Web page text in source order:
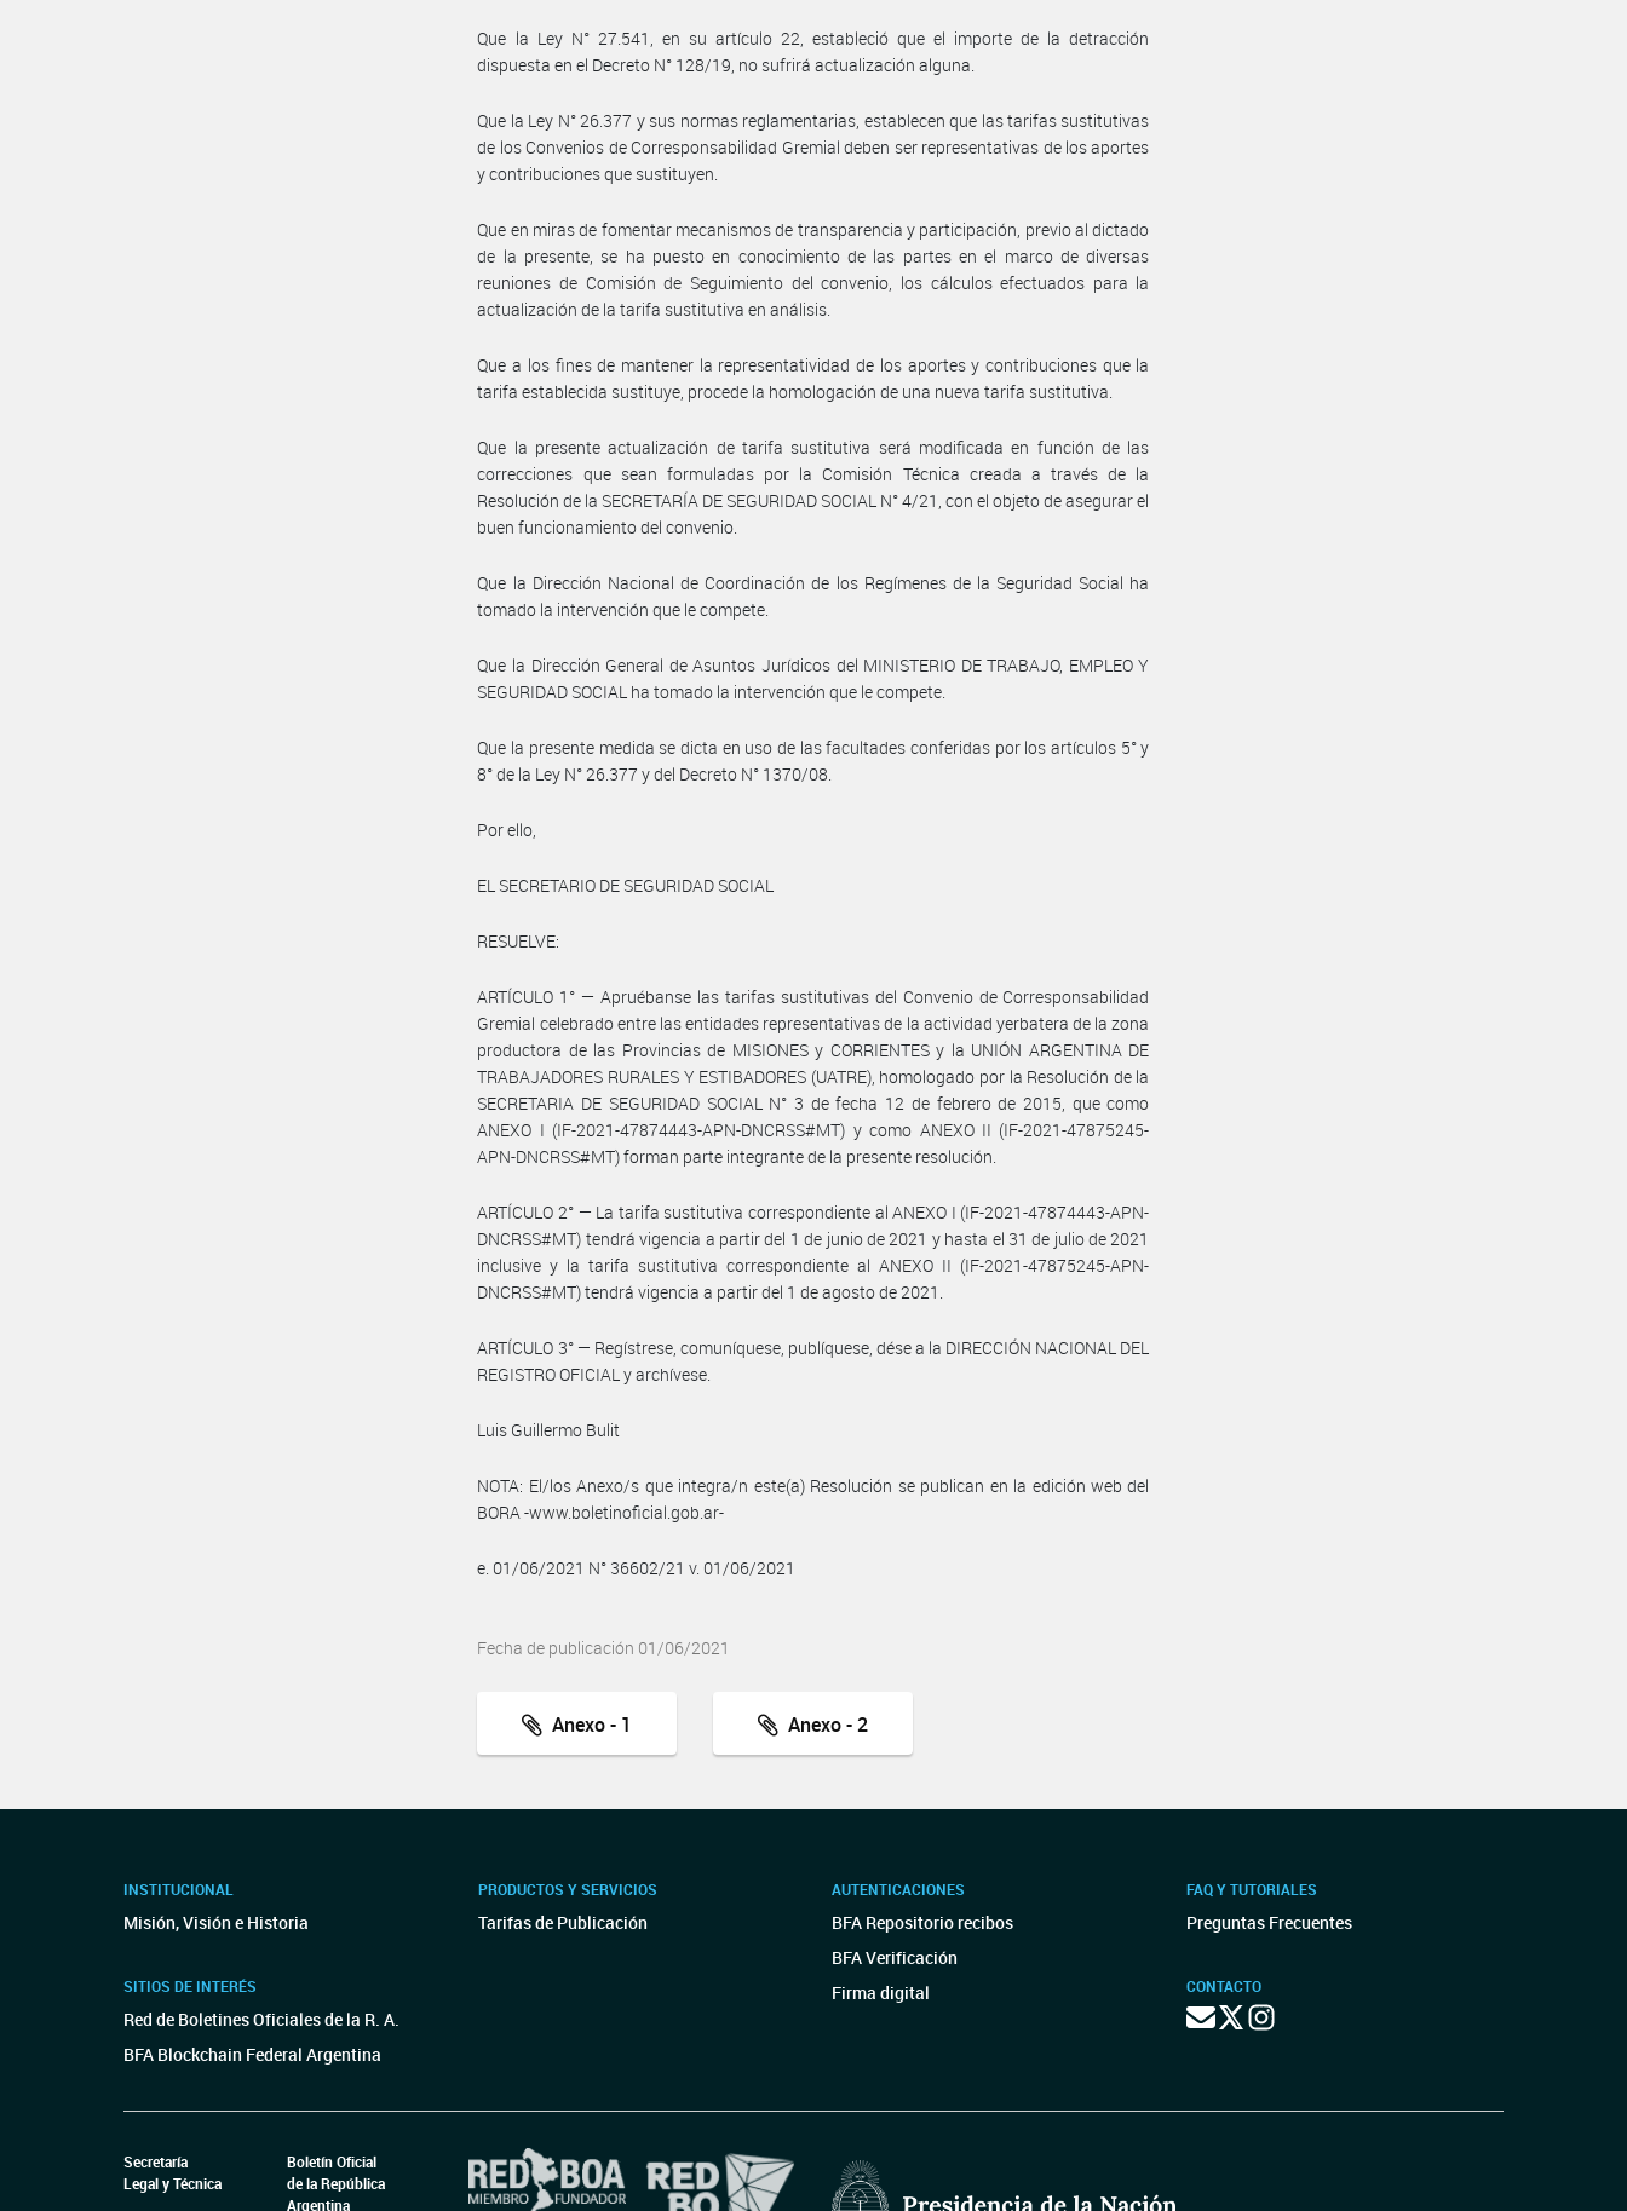
Que la Ley N° 27.541, en su artículo 22, estableció que el importe de la detracción
dispuesta en el Decreto N° 128/19, no sufrirá actualización alguna.
Que la Ley N° 26.377 y sus normas reglamentarias, establecen que las tarifas sustitutivas
de los Convenios de Corresponsabilidad Gremial deben ser representativas de los aportes
y contribuciones que sustituyen.
Que en miras de fomentar mecanismos de transparencia y participación, previo al dictado
de la presente, se ha puesto en conocimiento de las partes en el marco de diversas
reuniones de Comisión de Seguimiento del convenio, los cálculos efectuados para la
actualización de la tarifa sustitutiva en análisis.
Que a los fines de mantener la representatividad de los aportes y contribuciones que la
tarifa establecida sustituye, procede la homologación de una nueva tarifa sustitutiva.
Que la presente actualización de tarifa sustitutiva será modificada en función de las
correcciones que sean formuladas por la Comisión Técnica creada a través de la
Resolución de la SECRETARÍA DE SEGURIDAD SOCIAL N° 4/21, con el objeto de asegurar el
buen funcionamiento del convenio.
Que la Dirección Nacional de Coordinación de los Regímenes de la Seguridad Social ha
tomado la intervención que le compete.
Que la Dirección General de Asuntos Jurídicos del MINISTERIO DE TRABAJO, EMPLEO Y
SEGURIDAD SOCIAL ha tomado la intervención que le compete.
Que la presente medida se dicta en uso de las facultades conferidas por los artículos 5° y
8° de la Ley N° 26.377 y del Decreto N° 1370/08.
Por ello,
EL SECRETARIO DE SEGURIDAD SOCIAL
RESUELVE:
ARTÍCULO 1° — Apruébanse las tarifas sustitutivas del Convenio de Corresponsabilidad
Gremial celebrado entre las entidades representativas de la actividad yerbatera de la zona
productora de las Provincias de MISIONES y CORRIENTES y la UNIÓN ARGENTINA DE
TRABAJADORES RURALES Y ESTIBADORES (UATRE), homologado por la Resolución de la
SECRETARIA DE SEGURIDAD SOCIAL N° 3 de fecha 12 de febrero de 2015, que como
ANEXO I (IF-2021-47874443-APN-DNCRSS#MT) y como ANEXO II (IF-2021-47875245-
APN-DNCRSS#MT) forman parte integrante de la presente resolución.
ARTÍCULO 2° — La tarifa sustitutiva correspondiente al ANEXO I (IF-2021-47874443-APN-
DNCRSS#MT) tendrá vigencia a partir del 1 de junio de 2021 y hasta el 31 de julio de 2021
inclusive y la tarifa sustitutiva correspondiente al ANEXO II (IF-2021-47875245-APN-
DNCRSS#MT) tendrá vigencia a partir del 1 de agosto de 2021.
ARTÍCULO 3° — Regístrese, comuníquese, publíquese, dése a la DIRECCIÓN NACIONAL DEL
REGISTRO OFICIAL y archívese.
Luis Guillermo Bulit
NOTA: El/los Anexo/s que integra/n este(a) Resolución se publican en la edición web del
BORA -www.boletinoficial.gob.ar-
e. 01/06/2021 N° 36602/21 v. 01/06/2021
Fecha de publicación 01/06/2021
Anexo - 1 Anexo - 2
INSTITUCIONAL
Misión, Visión e Historia
SITIOS DE INTERÉS
Red de Boletines Oficiales de la R. A.
BFA Blockchain Federal Argentina
PRODUCTOS Y SERVICIOS
Tarifas de Publicación
AUTENTICACIONES
BFA Repositorio recibos
BFA Verificación
Firma digital
FAQ Y TUTORIALES
Preguntas Frecuentes
CONTACTO
Secretaría
Legal y Técnica
Boletín Oficial
de la República
Argentina